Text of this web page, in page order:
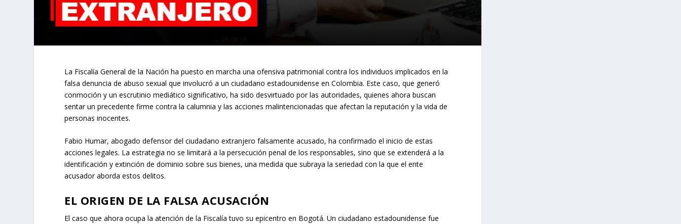
La Fiscalía General de la Nación ha puesto en marcha una ofensiva patrimonial contra los individuos implicados en la
falsa denuncia de abuso sexual que involucró a un ciudadano estadounidense en Colombia. Este caso, que generó
conmoción y un escrutinio mediático significativo, ha sido desvirtuado por las autoridades, quienes ahora buscan
sentar un precedente firme contra la calumnia y las acciones malintencionadas que afectan la reputación y la vida de
personas inocentes.
Fabio Humar, abogado defensor del ciudadano extranjero falsamente acusado, ha confirmado el inicio de estas
acciones legales. La estrategia no se limitará a la persecución penal de los responsables, sino que se extenderá a la
identificación y extinción de dominio sobre sus bienes, una medida que subraya la seriedad con la que el ente
acusador aborda estos delitos.
EL ORIGEN DE LA FALSA ACUSACIÓN
El caso que ahora ocupa la atención de la Fiscalía tuvo su epicentro en Bogotá. Un ciudadano estadounidense fue